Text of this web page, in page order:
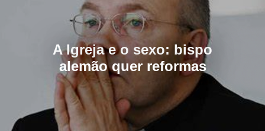
A Igreja e o sexo: bispo
alemão quer reformas